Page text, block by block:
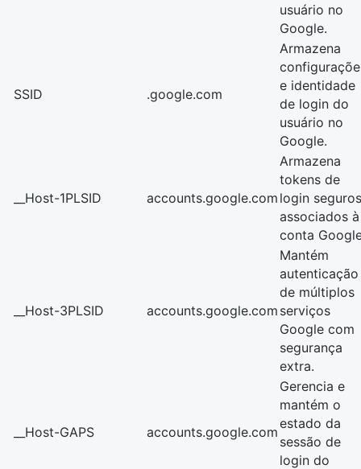
usuário no
Google.
SSID .google.com
Armazena
e identidade
de login do
usuário no
Google.
__Host-1PLSID accounts.google.com
Armazena
tokens de
login seguros
associados à
conta
__Host-3PLSID accounts.google.com
Mantém
autenticação
de múltiplos
serviços
Google com
segurança
extra.
__Host-GAPS accounts.google.com
Gerencia e
mantém o
estado da
sessão de
login do